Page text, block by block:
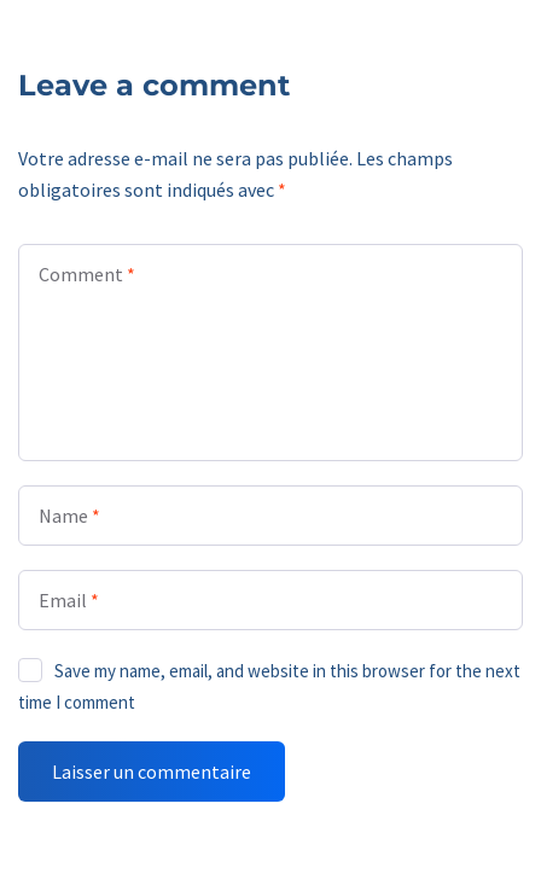
Leave a comment
Votre adresse e-mail ne sera pas publiée. Les champs
obligatoires sont indiqués avec *
Comment *
Name *
Email *
Save my name, email, and website in this browser for the next
time I comment